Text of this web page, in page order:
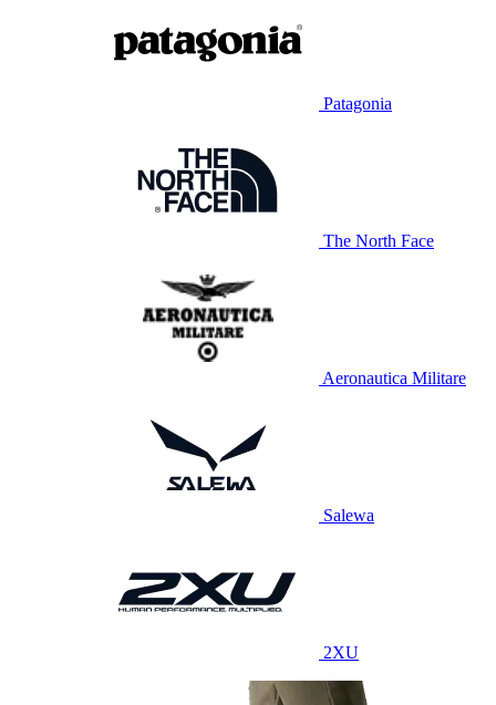
Patagonia
The North Face
Aeronautica Militare
Salewa
2XU